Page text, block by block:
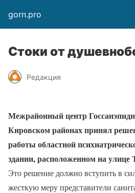
gorn.pro
Стоки от
Редакция
Межрайонный центр
Кировском районах принял
работы областной
здании, расположенном на улице
Это решение должно вступить в
жесткую меру представители